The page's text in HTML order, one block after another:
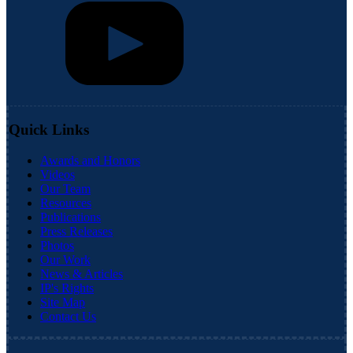
Quick Links
Awards and Honors
Videos
Our Team
Resources
Publications
Press Releases
Photos
Our Work
News & Articles
IP's Rights
Site Map
Contact Us